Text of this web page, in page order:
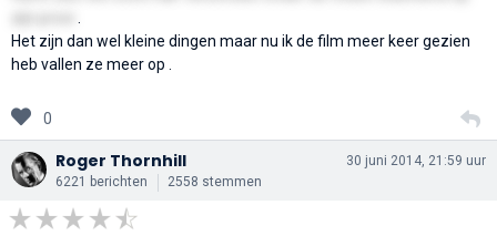
Het zijn dan wel kleine dingen maar nu ik de film meer keer gezien
heb vallen ze meer op .
0
Roger Thornhill
6221 berichten 2558 stemmen
30 juni 2014, 21:59 uur